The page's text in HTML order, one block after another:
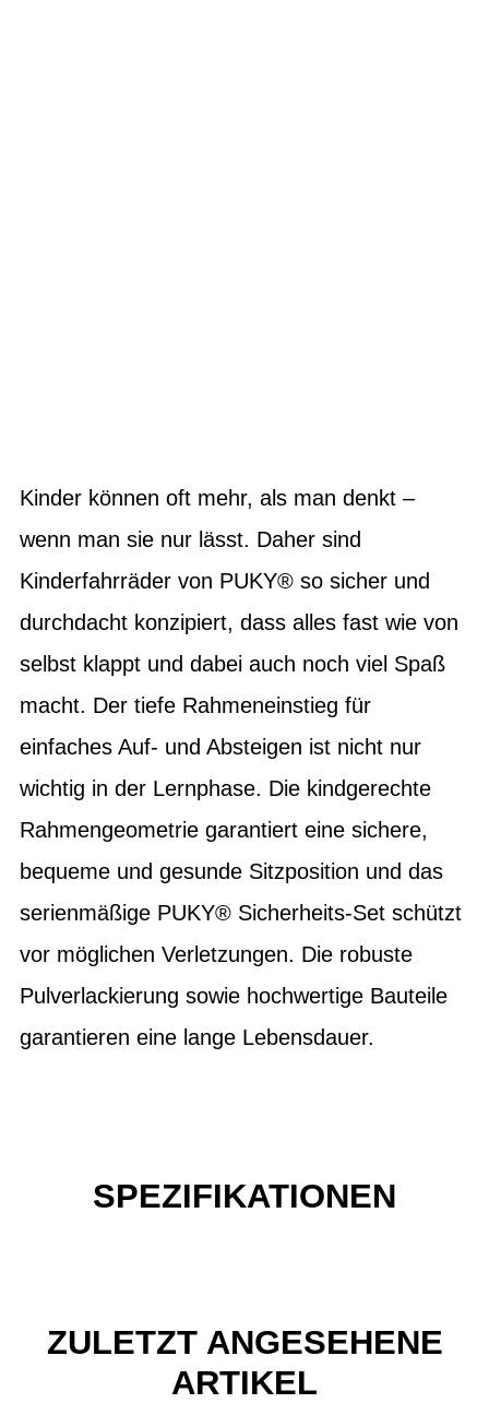
Kinder können oft mehr, als man denkt –
wenn man sie nur lässt. Daher sind
Kinderfahrräder von PUKY® so sicher und
durchdacht konzipiert, dass alles fast wie von
selbst klappt und dabei auch noch viel Spaß
macht. Der tiefe Rahmeneinstieg für
einfaches Auf- und Absteigen ist nicht nur
wichtig in der Lernphase. Die kindgerechte
Rahmengeometrie garantiert eine sichere,
bequeme und gesunde Sitzposition und das
serienmäßige PUKY® Sicherheits-Set schützt
vor möglichen Verletzungen. Die robuste
Pulverlackierung sowie hochwertige Bauteile
garantieren eine lange Lebensdauer.
SPEZIFIKATIONEN
ZULETZT ANGESEHENE
ARTIKEL